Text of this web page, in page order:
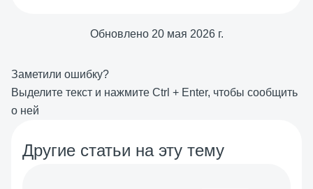
Обновлено 20 мая 2026 г.
Заметили ошибку?
Выделите текст и нажмите Ctrl + Enter, чтобы сообщить
о ней
Другие статьи на эту тему